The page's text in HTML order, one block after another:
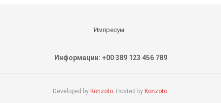
Импресум
Информации: +00 389 123 456 789
Developed by Konzoto. Hosted by Konzoto.